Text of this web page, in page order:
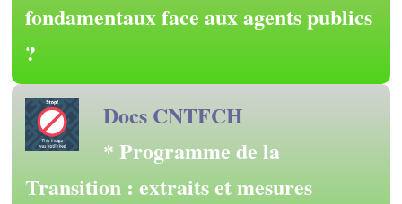
fondamentaux face aux agents publics
?
Docs CNTFCH
* Programme de la
Transition : extraits et mesures